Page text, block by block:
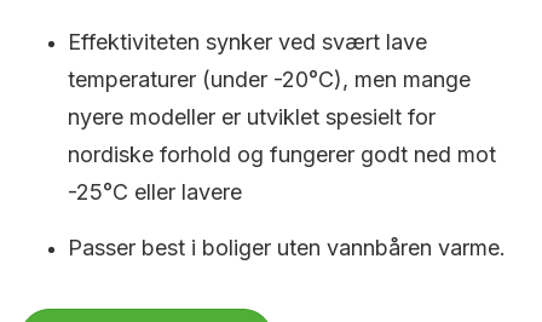
Effektiviteten synker ved svært lave
temperaturer (under -20°C), men mange
nyere modeller er utviklet spesielt for
nordiske forhold og fungerer godt ned mot
-25°C eller lavere
Passer best i boliger uten vannbåren varme.